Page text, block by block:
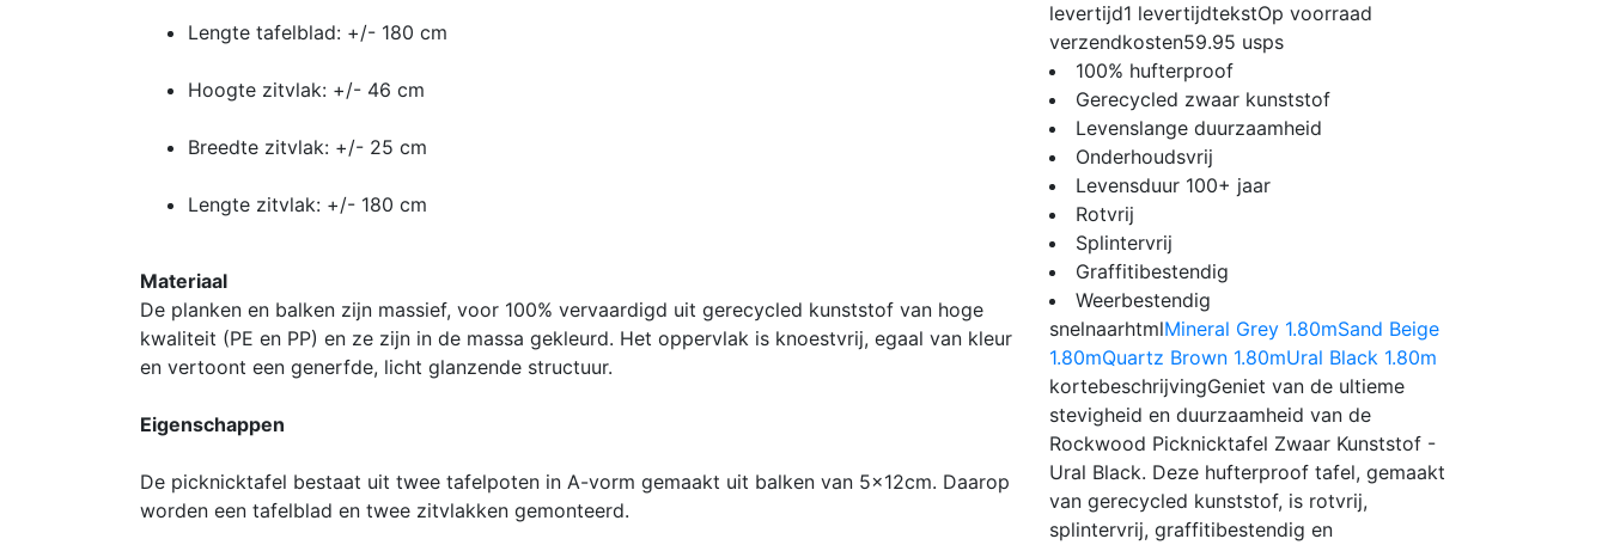
Lengte tafelblad: +/- 180 cm
Hoogte zitvlak: +/- 46 cm
Breedte zitvlak: +/- 25 cm
Lengte zitvlak: +/- 180 cm
Materiaal
De planken en balken zijn massief, voor 100% vervaardigd uit gerecycled kunststof van hoge
kwaliteit (PE en PP) en ze zijn in de massa gekleurd. Het oppervlak is knoestvrij, egaal van kleur
en vertoont een generfde, licht glanzende structuur.
Eigenschappen
De picknicktafel bestaat uit twee tafelpoten in A-vorm gemaakt uit balken van 5x12cm. Daarop
worden een tafelblad en twee zitvlakken gemonteerd.
levertijd1 levertijdtekstOp voorraad
verzendkosten59.95 usps
100% hufterproof
Gerecycled zwaar kunststof
Levenslange duurzaamheid
Onderhoudsvrij
Levensduur 100+ jaar
Rotvrij
Splintervrij
Graffitibestendig
Weerbestendig
snelnaarhtmlMineral Grey 1.80mSand Beige
1.80mQuartz Brown 1.80mUral Black 1.80m
kortebeschrijvingGeniet van de ultieme
stevigheid en duurzaamheid van de
Rockwood Picknicktafel Zwaar Kunststof -
Ural Black. Deze hufterproof tafel, gemaakt
van gerecycled kunststof, is rotvrij,
splintervrij, graffitibestendig en